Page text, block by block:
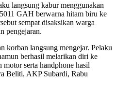
langsung kabur menggunakan
GAH berwarna hitam biru ke
sempat disaksikan warga
pengejaran.
korban langsung mengejar. Pelaku
berhasil melarikan diri ke
motor serta handphone hasil
Beliti, AKP Subardi, Rabu